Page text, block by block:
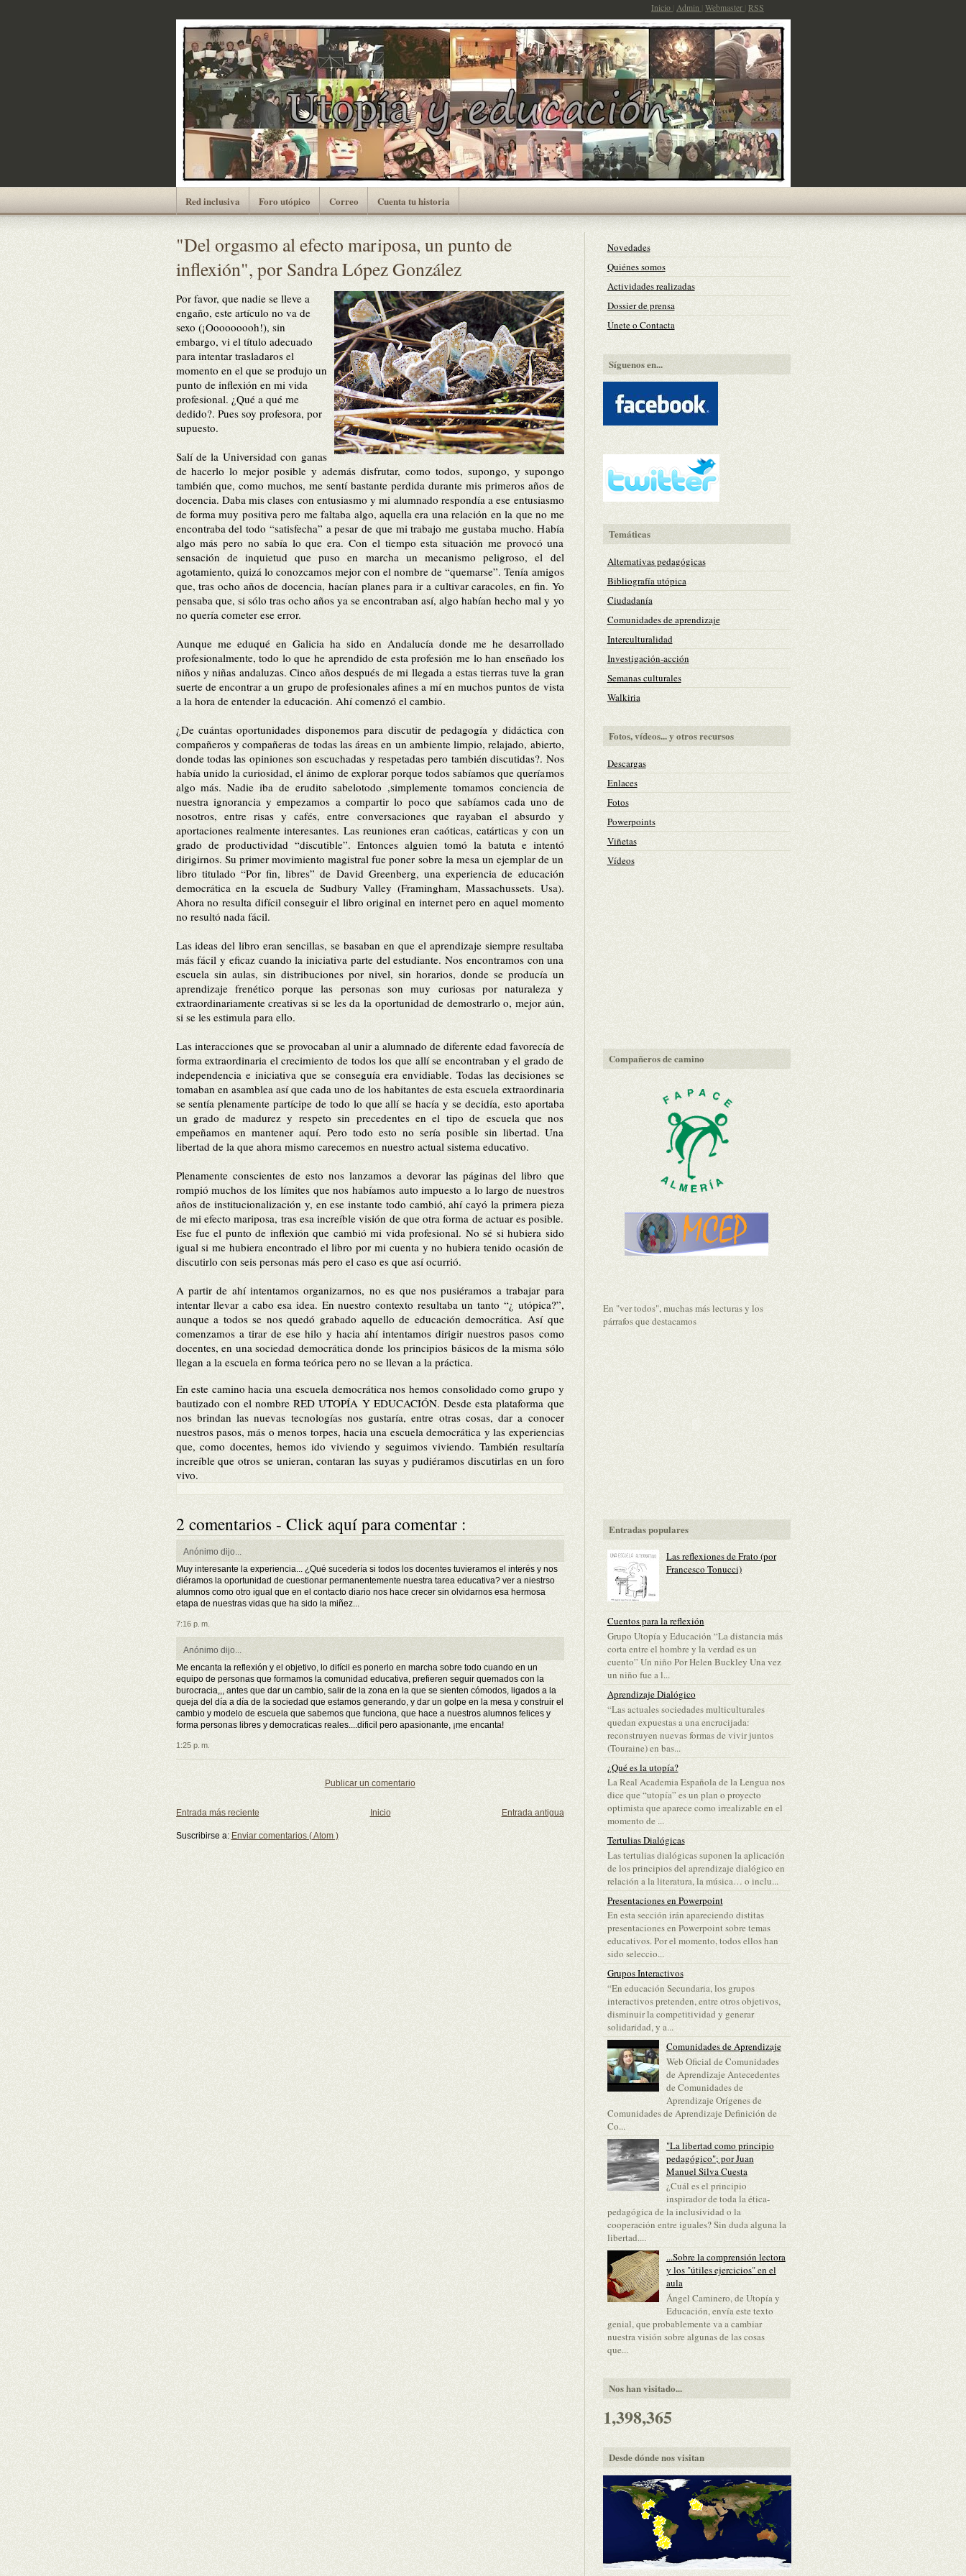
Inicio Admin Webmaster RSS
Red inclusiva Foro utópico Correo Cuenta tu historia
"Del orgasmo al efecto mariposa, un punto de
inflexión", por Sandra López González
Por favor, que nadie se lleve a
engaño, este artículo no va de
sexo (¡Ooooooooh!), sin
embargo, vi el título adecuado
para intentar trasladaros el
momento en el que se produjo un
punto de inflexión en mi vida
profesional. ¿Qué a qué me
dedido?. Pues soy profesora, por
supuesto.
Salí de la Universidad con ganas
de hacerlo lo mejor posible y además disfrutar, como todos, supongo, y supongo
también que, como muchos, me sentí bastante perdida durante mis primeros años de
docencia. Daba mis clases con entusiasmo y mi alumnado respondía a ese entusiasmo
de forma muy positiva pero me faltaba algo, aquella era una relación en la que no me
encontraba del todo “satisfecha” a pesar de que mi trabajo me gustaba mucho. Había
algo más pero no sabía lo que era. Con el tiempo esta situación me provocó una
sensación de inquietud que puso en marcha un mecanismo peligroso, el del
agotamiento, quizá lo conozcamos mejor con el nombre de “quemarse”. Tenía amigos
que, tras ocho años de docencia, hacían planes para ir a cultivar caracoles, en fin. Yo
pensaba que, si sólo tras ocho años ya se encontraban así, algo habían hecho mal y yo
no quería cometer ese error.
Aunque me eduqué en Galicia ha sido en Andalucía donde me he desarrollado
profesionalmente, todo lo que he aprendido de esta profesión me lo han enseñado los
niños y niñas andaluzas. Cinco años después de mi llegada a estas tierras tuve la gran
suerte de encontrar a un grupo de profesionales afines a mí en muchos puntos de vista
a la hora de entender la educación. Ahí comenzó el cambio.
¿De cuántas oportunidades disponemos para discutir de pedagogía y didáctica con
compañeros y compañeras de todas las áreas en un ambiente limpio, relajado, abierto,
donde todas las opiniones son escuchadas y respetadas pero también discutidas?. Nos
había unido la curiosidad, el ánimo de explorar porque todos sabíamos que queríamos
algo más. Nadie iba de erudito sabelotodo ,simplemente tomamos conciencia de
nuestra ignorancia y empezamos a compartir lo poco que sabíamos cada uno de
nosotros, entre risas y cafés, entre conversaciones que rayaban el absurdo y
aportaciones realmente interesantes. Las reuniones eran caóticas, catárticas y con un
grado de productividad “discutible”. Entonces alguien tomó la batuta e intentó
dirigirnos. Su primer movimiento magistral fue poner sobre la mesa un ejemplar de un
libro titulado “Por fin, libres” de David Greenberg, una experiencia de educación
democrática en la escuela de Sudbury Valley (Framingham, Massachussets. Usa).
Ahora no resulta difícil conseguir el libro original en internet pero en aquel momento
no resultó nada fácil.
Las ideas del libro eran sencillas, se basaban en que el aprendizaje siempre resultaba
más fácil y eficaz cuando la iniciativa parte del estudiante. Nos encontramos con una
escuela sin aulas, sin distribuciones por nivel, sin horarios, donde se producía un
aprendizaje frenético porque las personas son muy curiosas por naturaleza y
extraordinariamente creativas si se les da la oportunidad de demostrarlo o, mejor aún,
si se les estimula para ello.
Las interacciones que se provocaban al unir a alumnado de diferente edad favorecía de
forma extraordinaria el crecimiento de todos los que allí se encontraban y el grado de
independencia e iniciativa que se conseguía era envidiable. Todas las decisiones se
tomaban en asamblea así que cada uno de los habitantes de esta escuela extraordinaria
se sentía plenamente partícipe de todo lo que allí se hacía y se decidía, esto aportaba
un grado de madurez y respeto sin precedentes en el tipo de escuela que nos
empeñamos en mantener aquí. Pero todo esto no sería posible sin libertad. Una
libertad de la que ahora mismo carecemos en nuestro actual sistema educativo.
Plenamente conscientes de esto nos lanzamos a devorar las páginas del libro que
rompió muchos de los límites que nos habíamos auto impuesto a lo largo de nuestros
años de institucionalización y, en ese instante todo cambió,ahí cayó la primera pieza
de mi efecto mariposa, tras esa increíble visión de que otra forma de actuar es posible.
Ese fue el punto de inflexión que cambió mi vida profesional. No sé si hubiera sido
igual si me hubiera encontrado el libro por mi cuenta y no hubiera tenido ocasión de
discutirlo con seis personas más pero el caso es que así ocurrió.
A partir de ahí intentamos organizarnos, no es que nos pusiéramos a trabajar para
intentar llevar a cabo esa idea. En nuestro contexto resultaba un tanto “¿ utópica?”,
aunque a todos se nos quedó grabado aquello de educación democrática. Así que
comenzamos a tirar de ese hilo y hacia ahí intentamos dirigir nuestros pasos como
docentes, en una sociedad democrática donde los principios básicos de la misma sólo
llegan a laescuela en forma teórica pero no se llevan a la práctica.
En este camino hacia una escuela democrática nos hemos consolidado como grupo y
bautizado con el nombre RED UTOPÍA Y EDUCACIÓN. Desde esta plataforma que
nos brindan las nuevas tecnologías nos gustaría, entre otras cosas, dar a conocer
nuestros pasos, más o menos torpes, hacia una escuela democrática y las experiencias
que, como docentes, hemos ido viviendo y seguimos viviendo. También resultaría
increíble que otros se unieran, contaran las suyas ypudiéramos discutirlas en un foro
vivo.
2 comentarios - Click aquí para comentar :
Anónimo dijo...
Muy interesante la experiencia... ¿Qué sucedería si todos los docentes tuvieramos el interés y nos
diéramos la oportunidad de cuestionar permanentemente nuestra tarea educativa? ver a niestrso
alumnos como otro igual que en el contacto diario nos hace crecer sin olvidarnos esa hermosa
etapa de nuestras vidas que ha sido la miñez...
7:16 p. m.
Anónimo dijo...
Me encanta la reflexión y el objetivo, lo difícil es ponerlo en marcha sobre todo cuando en un
equipo de personas que formamos la comunidad educativa, prefieren seguir quemados con la
burocracia,,, antes que dar un cambio, salir de la zona en la que se sienten cómodos, ligados a la
queja del día a día de la sociedad que estamos generando, y dar un golpe en la mesa y construir el
cambio y modelo de escuela que sabemos que funciona, que hace a nuestros alumnos felices y
forma personas libres y democraticas reales....dificil pero apasionante, ¡me encanta!
1:25 p. m.
Publicar un comentario
Entrada más reciente Entrada antigua
Inicio
Suscribirse a: Enviar comentarios ( Atom )
Novedades
Quiénes somos
Actividades realizadas
Dossier de prensa
Únete o Contacta
Síguenos en...
Temáticas
Alternativas pedagógicas
Bibliografía utópica
Ciudadanía
Comunidades de aprendizaje
Interculturalidad
Investigación-acción
Semanas culturales
Walkiria
Fotos, vídeos... y otros recursos
Descargas
Enlaces
Fotos
Powerpoints
Viñetas
Vídeos
Compañeros de camino
En "ver todos", muchas más lecturas y los
párrafos que destacamos
Entradas populares
Las reflexiones de Frato (por
Francesco Tonucci)
Cuentos para la reflexión
Grupo Utopía y Educación “La distancia más
corta entre el hombre y la verdad es un
cuento” Un niño Por Helen Buckley Una vez
un niño fue a l...
Aprendizaje Dialógico
“Las actuales sociedades multiculturales
quedan expuestas a una encrucijada:
reconstruyen nuevas formas de vivir juntos
(Touraine) en bas...
¿Qué es la utopía?
La Real Academia Española de la Lengua nos
dice que “utopía” es un plan o proyecto
optimista que aparece como irrealizable en el
momento de ...
Tertulias Dialógicas
Las tertulias dialógicas suponen la aplicación
de los principios del aprendizaje dialógico en
relación a la literatura, la música… o inclu...
Presentaciones en Powerpoint
En esta sección irán apareciendo distitas
presentaciones en Powerpoint sobre temas
educativos. Por el momento, todos ellos han
sido seleccio...
Grupos Interactivos
“En educación Secundaria, los grupos
interactivos pretenden, entre otros objetivos,
disminuir la competitividad y generar
solidaridad, y a...
Comunidades de Aprendizaje
Web Oficial de Comunidades
de Aprendizaje Antecedentes
de Comunidades de
Aprendizaje Orígenes de
Comunidades de Aprendizaje Definición de
Co...
"La libertad como principio
pedagógico"; por Juan
Manuel Silva Cuesta
¿Cuál es el principio
inspirador de toda la ética-
pedagógica de la inclusividad o la
cooperación entre iguales? Sin duda alguna la
libertad....
...Sobre la comprensión lectora
y los "útiles ejercicios" en el
aula
Ángel Caminero, de Utopía y
Educación, envía este texto
genial, que probablemente va a cambiar
nuestra visión sobre algunas de las cosas
que...
Nos han visitado...
1,398,365
Desde dónde nos visitan